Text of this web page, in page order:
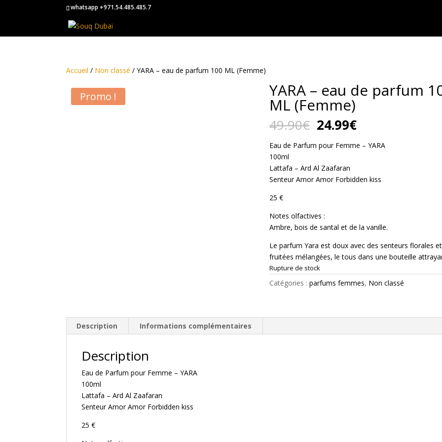
whatsapp +971.54.485.485.7
Accueil / Non classé / YARA – eau de parfum 100 ML (Femme)
Promo ! YARA – eau de parfum
ML (Femme)
49.90€ Le
prix
initial
49.90€.
24.99€Le
actuel
Eau de Parfum pour Femme – YARA
100ml
Lattafa – Ard Al Zaafaran
Senteur Amor Amor Forbidden kiss
25 €
Notes olfactives :
Ambre, bois de santal et de la vanille.
Le parfum Yara est doux avec des senteurs florales et
fruitées mélangées, le tous dans une bouteille
Rupture de stock
Catégories :parfums femmes, Non classé
Description Informations complémentaires
Description
Eau de Parfum pour Femme – YARA
100ml
Lattafa – Ard Al Zaafaran
Senteur Amor Amor Forbidden kiss
25 €